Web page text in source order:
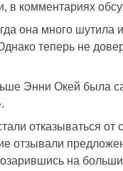
в комментариях
она много шутила
теперь не
Энни Окей была
отказываться от
отзывали
на